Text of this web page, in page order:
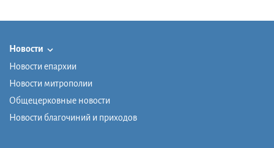
Новости
Новости епархии
Новости митрополии
Общецерковные новости
Новости благочиний и приходов